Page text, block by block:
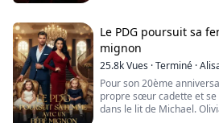
luxueuse, et non ici, au
d'une scène de crime.
En tant que son capitaine,
qui s'occuperait
même si je reconnaissais
Le PDG poursuit sa
mignon
25.8kVues ·Terminé ·
Pour son 20ème
propre sœur cadette et
dans le lit de Michael.